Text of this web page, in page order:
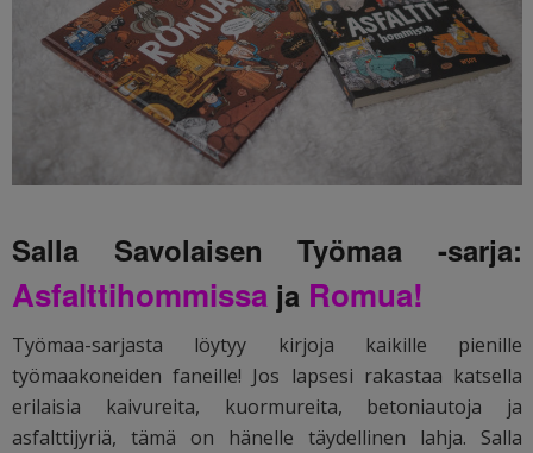
Salla Savolaisen Työmaa -sarja:
Asfalttihommissa ja Romua!
Työmaa-sarjasta löytyy kirjoja kaikille pienille
työmaakoneiden faneille! Jos lapsesi rakastaa katsella
erilaisia kaivureita, kuormureita, betoniautoja ja
asfalttijyriä, tämä on hänelle täydellinen lahja. Salla